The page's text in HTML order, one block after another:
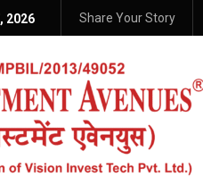
2026 Share Your Story